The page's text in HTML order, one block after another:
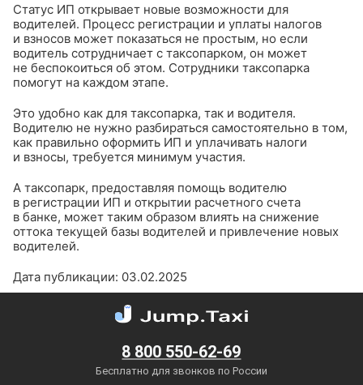
Статус ИП открывает новые возможности для
водителей. Процесс регистрации и уплаты налогов
и взносов может показаться не простым, но если
водитель сотрудничает с таксопарком, он может
не беспокоиться об этом. Сотрудники таксопарка
помогут на каждом этапе.
Это удобно как для таксопарка, так и водителя.
Водителю не нужно разбираться самостоятельно в том,
как правильно оформить ИП и уплачивать налоги
и взносы, требуется минимум участия.
А таксопарк, предоставляя помощь водителю
в регистрации ИП и открытии расчетного счета
в банке, может таким образом влиять на снижение
оттока текущей базы водителей и привлечение новых
водителей.
Дата публикации: 03.02.2025
8 800 550-62-69
Бесплатно для звонков по России